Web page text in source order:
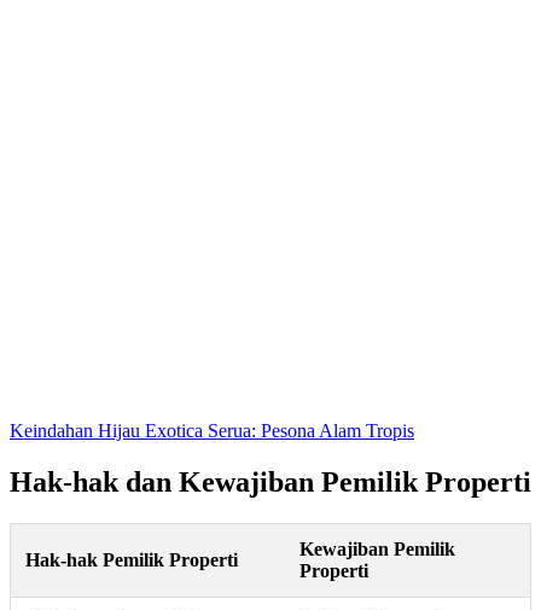
Keindahan Hijau Exotica Serua: Pesona Alam Tropis
Hak-hak dan Kewajiban Pemilik Properti
Hak-hak Pemilik Properti
Kewajiban Pemilik
Properti